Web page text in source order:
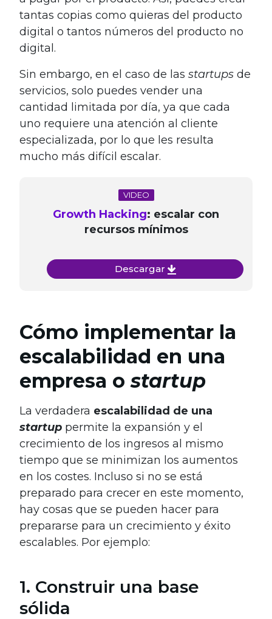
tantas copias como quieras del producto
digital o tantos números del producto no
digital.
Sin embargo, en el caso de las startups de
servicios, solo puedes vender una
cantidad limitada por día, ya que cada
uno requiere una atención al cliente
especializada, por lo que les resulta
mucho más difícil escalar.
VIDEO
Growth Hacking: escalar con
recursos mínimos
Descargar
Cómo implementar la
escalabilidad en una
empresa ostartup
La verdadera escalabilidad de una
startup permite la expansión y el
crecimiento de los ingresos al mismo
tiempo que se minimizan los aumentos
en los costes. Incluso si no se está
preparado para crecer en este momento,
hay cosas que se pueden hacer para
prepararse para un crecimiento y éxito
escalables. Por ejemplo:
1. Construir una base
sólida